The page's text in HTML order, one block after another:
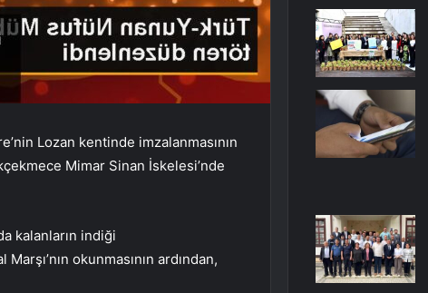
Lozan kentinde imzalanmasının
Mimar Sinan İskelesi’nde
kalanların indiği
okunmasının ardından,